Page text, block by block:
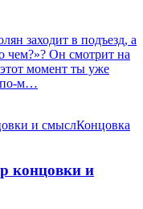
заходит в подъезд, а
чем?»? Он смотрит на
момент ты уже
по-м…
Концовка
концовки и